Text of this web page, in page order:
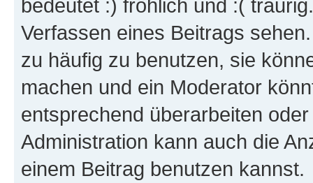
bedeutet :) fröhlich und :(
Verfassen eines Beitrags
zu häufig zu benutzen, sie
machen und ein Moderator
entsprechend überarbeiten
Administration kann auch die
einem Beitrag benutzen kannst.